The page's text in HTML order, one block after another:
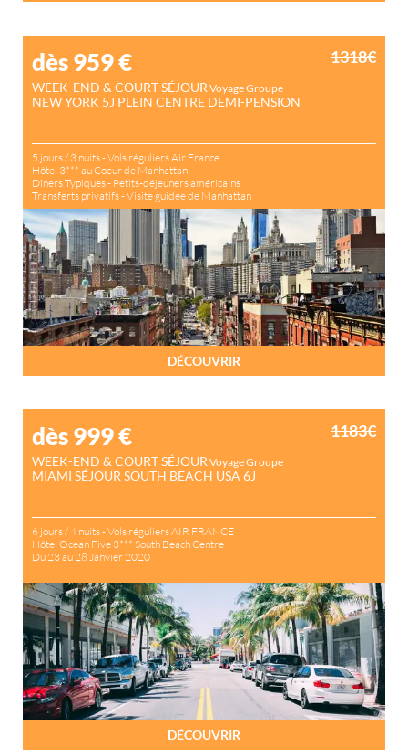
dès 959€
WEEK-END & COURT SÉJOUR Voyage Groupe
NEW YORK 5J PLEIN CENTRE DEMI-PENSION
5 jours / 3 nuits - Vols réguliers Air France
Hôtel 3*** au Coeur de Manhattan
Dîners Typiques - Petits-déjeuners américains
Transferts privatifs - Visite guidée de Manhattan
DÉCOUVRIR
1318€
dès 999€
WEEK-END & COURT SÉJOUR Voyage Groupe
MIAMI SÉJOUR SOUTH BEACH USA 6J
6 jours / 4 nuits - Vols réguliers AIR FRANCE
Hôtel Ocean Five 3*** South Beach Centre
Du 23 au 28 Janvier 2020
DÉCOUVRIR
1183€